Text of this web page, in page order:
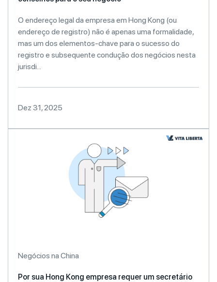
O endereço legal da empresa em Hong Kong (ou
endereço de registro) não é apenas uma formalidade,
mas um dos elementos-chave para o sucesso do
registro e subsequente condução dos negócios nesta
jurisdi...
Dez 31, 2025
Negócios na China
Por sua Hong Kong empresa requer um secretário